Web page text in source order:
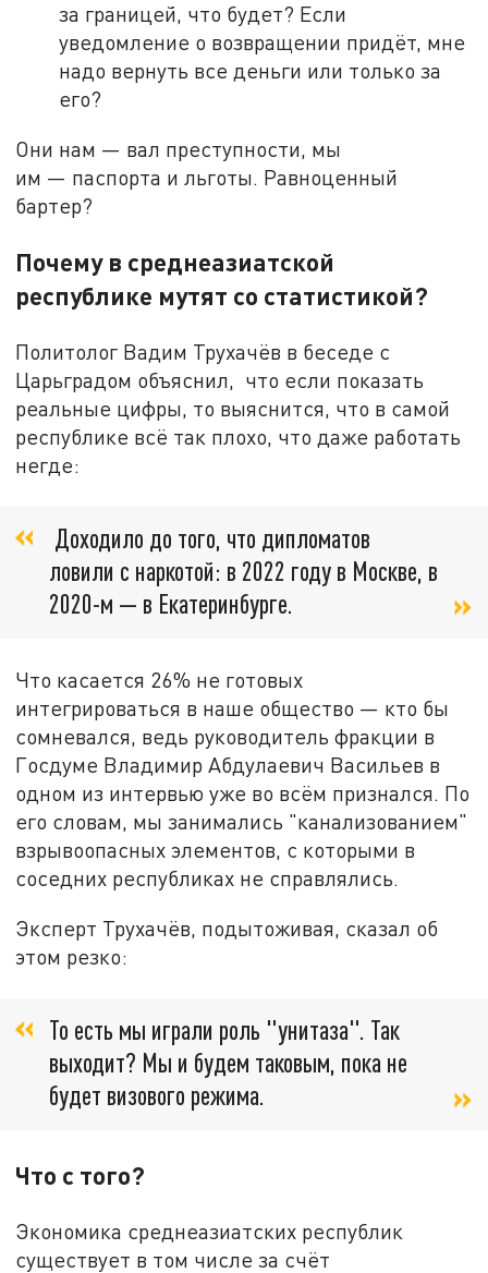
за границей, что будет? Если
уведомление о возвращении придёт, мне
надо вернуть все деньги или только за
его?
Они нам — вал преступности, мы
им — паспорта и льготы. Равноценный
бартер?
Почему в среднеазиатской
республике мутят со статистикой?
Политолог Вадим Трухачёв в беседе с
Царьградом объяснил, что если показать
реальные цифры, то выяснится, что в самой
республике всё так плохо, что даже работать
негде:
Доходило до того, что дипломатов
ловили с наркотой: в 2022 году в Москве, в
2020-м — в Екатеринбурге.
Что касается 26% не готовых
интегрироваться в наше общество — кто бы
сомневался, ведь руководитель фракции в
Госдуме Владимир Абдулаевич Васильев в
одном из интервью уже во всём признался. По
его словам, мы занимались "канализованием"
взрывоопасных элементов, с которыми в
соседних республиках не справлялись.
Эксперт Трухачёв, подытоживая, сказал об
этом резко:
То есть мы играли роль "унитаза". Так
выходит? Мы и будем таковым, пока не
будет визового режима.
Что с того?
Экономика среднеазиатских республик
существует в том числе за счёт